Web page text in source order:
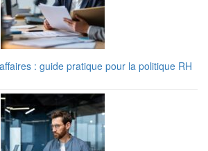
: guide pratique pour la politique RH